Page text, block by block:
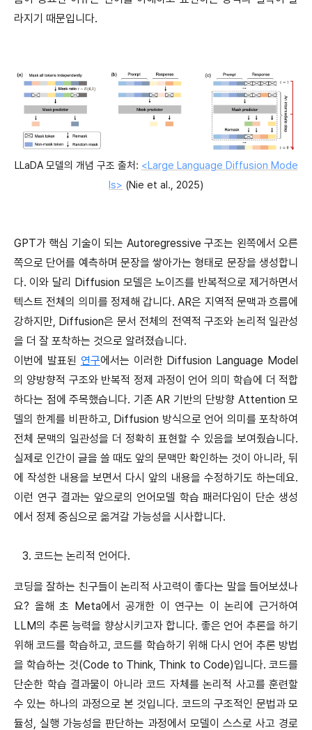
라지기 때문입니다.
LLaDA 모델의 개념 구조 출처: <Large Language Diffusion Mode
ls> (Nie et al., 2025)
GPT가 핵심 기술이 되는 Autoregressive 구조는 왼쪽에서 오른
쪽으로 단어를 예측하며 문장을 쌓아가는 형태로 문장을 생성합니
다. 이와 달리 Diffusion 모델은 노이즈를 반복적으로 제거하면서
텍스트 전체의 의미를 정제해 갑니다. AR은 지역적 문맥과 흐름에
강하지만, Diffusion은 문서 전체의 전역적 구조와 논리적 일관성
을 더 잘 포착하는 것으로 알려졌습니다.
이번에 발표된 연구에서는 이러한 Diffusion Language Model
의 양방향적 구조와 반복적 정제 과정이 언어 의미 학습에 더 적합
하다는 점에 주목했습니다. 기존 AR 기반의 단방향 Attention 모
델의 한계를 비판하고, Diffusion 방식으로 언어 의미를 포착하여
전체 문맥의 일관성을 더 정확히 표현할 수 있음을 보여줬습니다.
실제로 인간이 글을 쓸 때도 앞의 문맥만 확인하는 것이 아니라, 뒤
에 작성한 내용을 보면서 다시 앞의 내용을 수정하기도 하는데요.
이런 연구 결과는 앞으로의 언어모델 학습 패러다임이 단순 생성
에서 정제 중심으로 옮겨갈 가능성을 시사합니다.
3. 코드는 논리적 언어다.
코딩을 잘하는 친구들이 논리적 사고력이 좋다는 말을 들어보셨나
요? 올해 초 Meta에서 공개한 이 연구는 이 논리에 근거하여
LLM의 추론 능력을 향상시키고자 합니다. 좋은 언어 추론을 하기
위해 코드를 학습하고, 코드를 학습하기 위해 다시 언어 추론 방법
을 학습하는 것(Code to Think, Think to Code)입니다. 코드를
단순한 학습 결과물이 아니라 코드 자체를 논리적 사고를 훈련할
수 있는 하나의 과정으로 본 것입니다. 코드의 구조적인 문법과 모
듈성, 실행 가능성을 판단하는 과정에서 모델이 스스로 사고 경로